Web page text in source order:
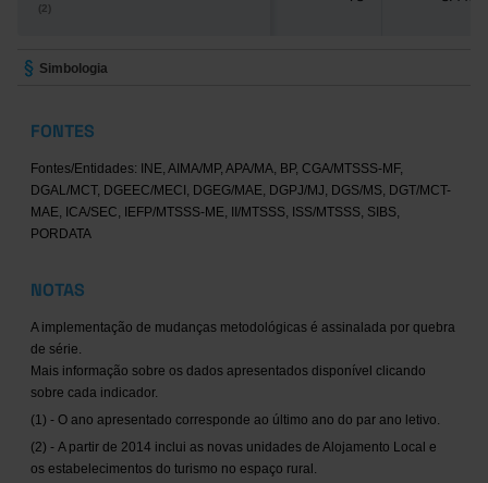
(2)
(2)
Simbologia
FONTES
Fontes/Entidades: INE, AIMA/MP, APA/MA, BP, CGA/MTSSS-MF,
DGAL/MCT, DGEEC/MECI, DGEG/MAE, DGPJ/MJ, DGS/MS, DGT/MCT-
MAE, ICA/SEC, IEFP/MTSSS-ME, II/MTSSS, ISS/MTSSS, SIBS,
PORDATA
NOTAS
A implementação de mudanças metodológicas é assinalada por quebra
de série.
Mais informação sobre os dados apresentados disponível clicando
sobre cada indicador.
(1) - O ano apresentado corresponde ao último ano do par ano letivo.
(2) - A partir de 2014 inclui as novas unidades de Alojamento Local e
os estabelecimentos do turismo no espaço rural.